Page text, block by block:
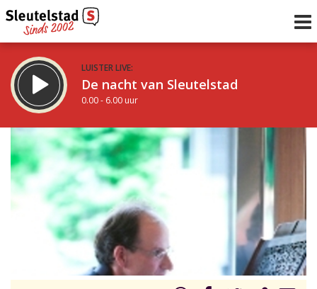
LUISTER LIVE:
De nacht van Sleutelstad
0.00 - 6.00 uur
STRAKS:
De ochtend van Sleutelstad
6.00 - 12.00 uur
Vorig uur
uur 1 van 0 Volgend uur
Inklappen